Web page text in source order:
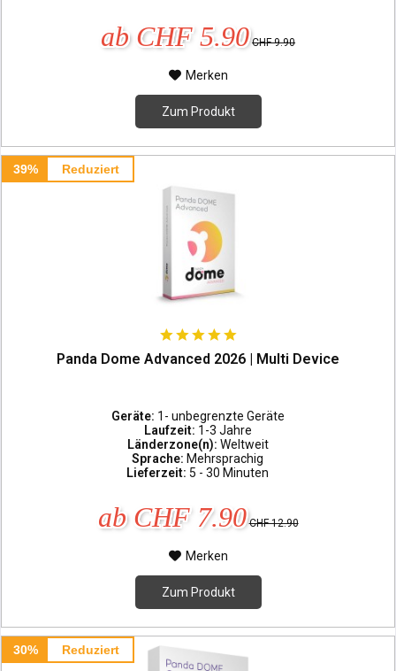
ab CHF 5.90 CHF 9.90
Merken
Zum Produkt
39% Reduziert
Panda Dome Advanced 2026 | Multi Device
Geräte: 1- unbegrenzte Geräte
Laufzeit: 1-3 Jahre
Länderzone(n): Weltweit
Sprache: Mehrsprachig
Lieferzeit: 5 - 30 Minuten
ab CHF 7.90 CHF 12.90
Merken
Zum Produkt
30% Reduziert